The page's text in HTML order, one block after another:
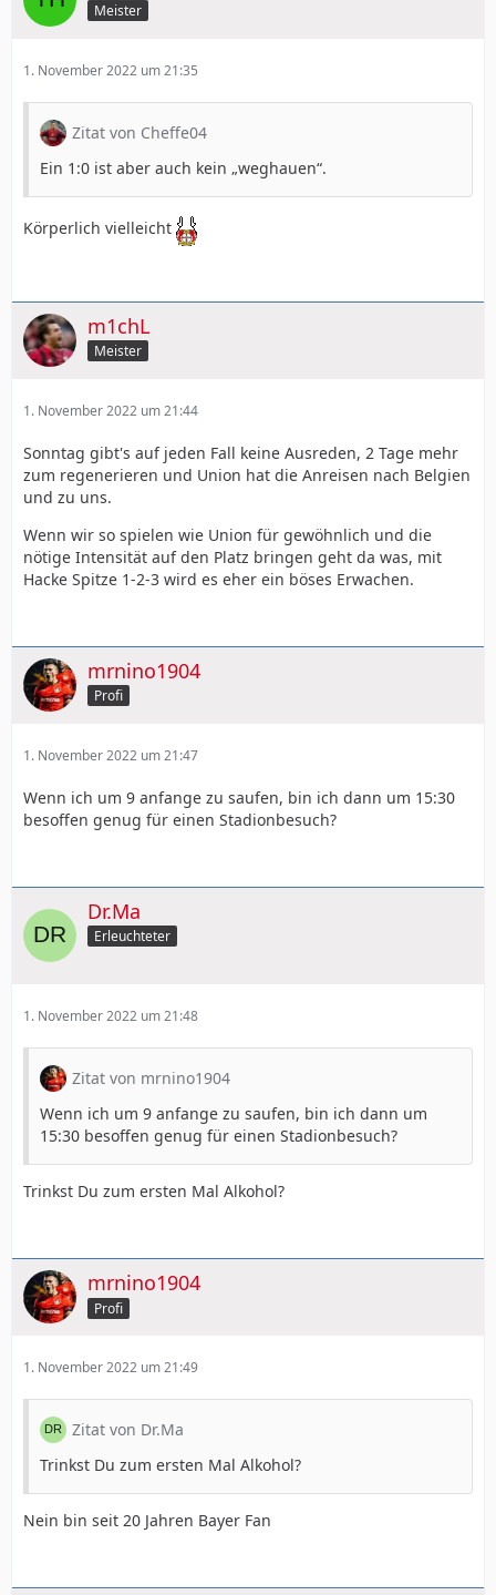
Meister
1. November 2022 um 21:35
Zitat von Cheffe04
Ein 1:0 ist aber auch kein „weghauen“.
Körperlich vielleicht
m1chL
Meister
1. November 2022 um 21:44
Sonntag gibt's auf jeden Fall keine Ausreden, 2 Tage mehr
zum regenerieren und Union hat die Anreisen nach Belgien
und zu uns.
Wenn wir so spielen wie Union für gewöhnlich und die
nötige Intensität auf den Platz bringen geht da was, mit
Hacke Spitze 1-2-3 wird es eher ein böses Erwachen.
mrnino1904
Profi
1. November 2022 um 21:47
Wenn ich um 9 anfange zu saufen, bin ich dann um 15:30
besoffen genug für einen Stadionbesuch?
Dr.Ma
Erleuchteter
1. November 2022 um 21:48
Zitat von mrnino1904
Wenn ich um 9 anfange zu saufen, bin ich dann um
15:30 besoffen genug für einen Stadionbesuch?
Trinkst Du zum ersten Mal Alkohol?
mrnino1904
Profi
1. November 2022 um 21:49
Zitat von Dr.Ma
Trinkst Du zum ersten Mal Alkohol?
Nein bin seit 20 Jahren Bayer Fan